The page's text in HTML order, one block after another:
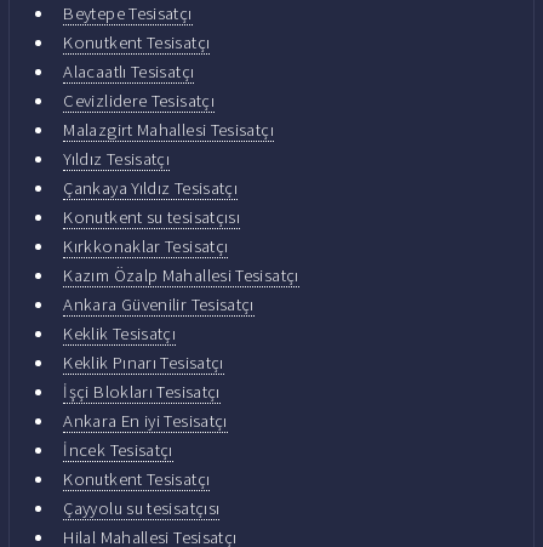
Beytepe Tesisatçı
Konutkent Tesisatçı
Alacaatlı Tesisatçı
Cevizlidere Tesisatçı
Malazgirt Mahallesi Tesisatçı
Yıldız Tesisatçı
Çankaya Yıldız Tesisatçı
Konutkent su tesisatçısı
Kırkkonaklar Tesisatçı
Kazım Özalp Mahallesi Tesisatçı
Ankara Güvenilir Tesisatçı
Keklik Tesisatçı
Keklik Pınarı Tesisatçı
İşçi Blokları Tesisatçı
Ankara En iyi Tesisatçı
İncek Tesisatçı
Konutkent Tesisatçı
Çayyolu su tesisatçısı
Hilal Mahallesi Tesisatçı